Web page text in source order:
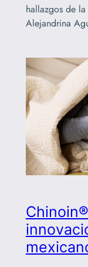
hallazgos de
Alejandrina